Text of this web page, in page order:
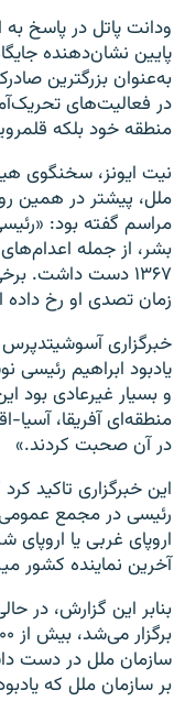
ودانت پاتل در پاسخ
پایین نشان‌دهنده
به‌عنوان بزرگترین
در فعالیت‌های
منطقه خود بلکه
نیت ایونز، سخنگوی
ملل، پیشتر در همین
مراسم گفته بود:
بشر، از جمله
۱۳۶۷ دست داشت.
زمان تصدی او رخ
خبرگزاری
یادبود ابراهیم
و بسیار غیرعادی بود
منطقه‌ای آفریقا، آسیا-
در آن صحبت کردند.»
این خبرگزاری تاکید
رئیسی در مجمع
اروپای غربی یا
آخرین نماینده کشور
بنابر این گزارش، در
سازمان ملل در دست
بر سازمان ملل که